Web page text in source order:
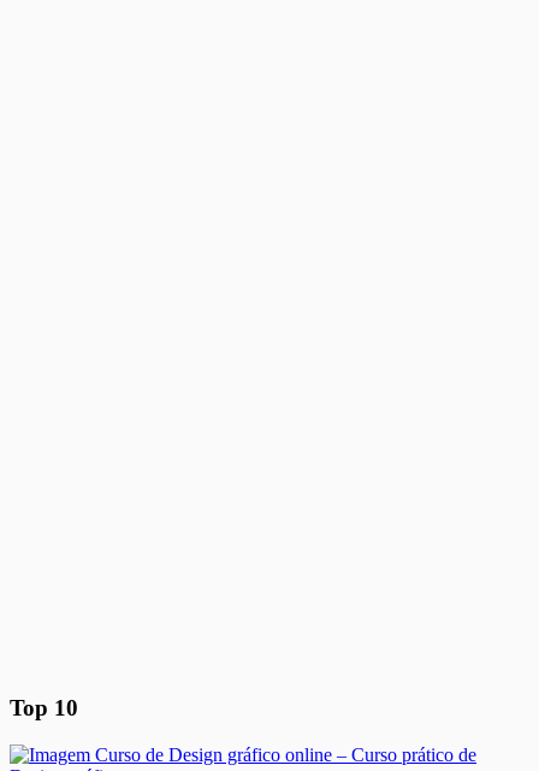
Top 10